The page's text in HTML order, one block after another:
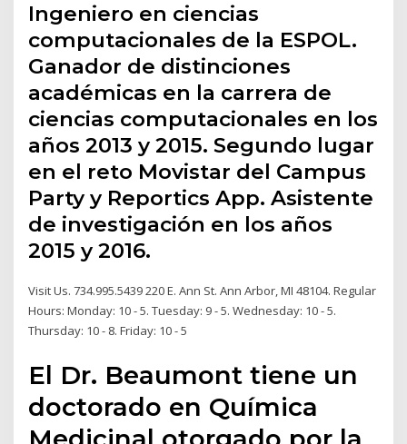
Ingeniero en ciencias
computacionales de la ESPOL.
Ganador de distinciones
académicas en la carrera de
ciencias computacionales en los
años 2013 y 2015. Segundo lugar
en el reto Movistar del Campus
Party y Reportics App. Asistente
de investigación en los años
2015 y 2016.
Visit Us. 734.995.5439 220 E. Ann St. Ann Arbor, MI 48104. Regular
Hours: Monday: 10 - 5. Tuesday: 9 - 5. Wednesday: 10 - 5.
Thursday: 10 - 8. Friday: 10 - 5
El Dr. Beaumont tiene un
doctorado en Química